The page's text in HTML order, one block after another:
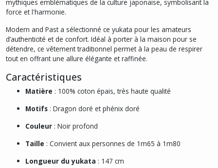
mythiques emblématiques de la culture japonaise, symbolisant la
force et l'harmonie.
Modern and Past a sélectionné ce yukata pour les amateurs
d’authenticité et de confort. Idéal à porter à la maison pour se
détendre, ce vêtement traditionnel permet à la peau de respirer
tout en offrant une allure élégante et raffinée.
Caractéristiques
Matière : 100% coton épais, très haute qualité
Motifs : Dragon doré et phénix doré
Couleur : Noir profond
Taille : Convient aux personnes de 1m65 à 1m80
Longueur du yukata : 147 cm